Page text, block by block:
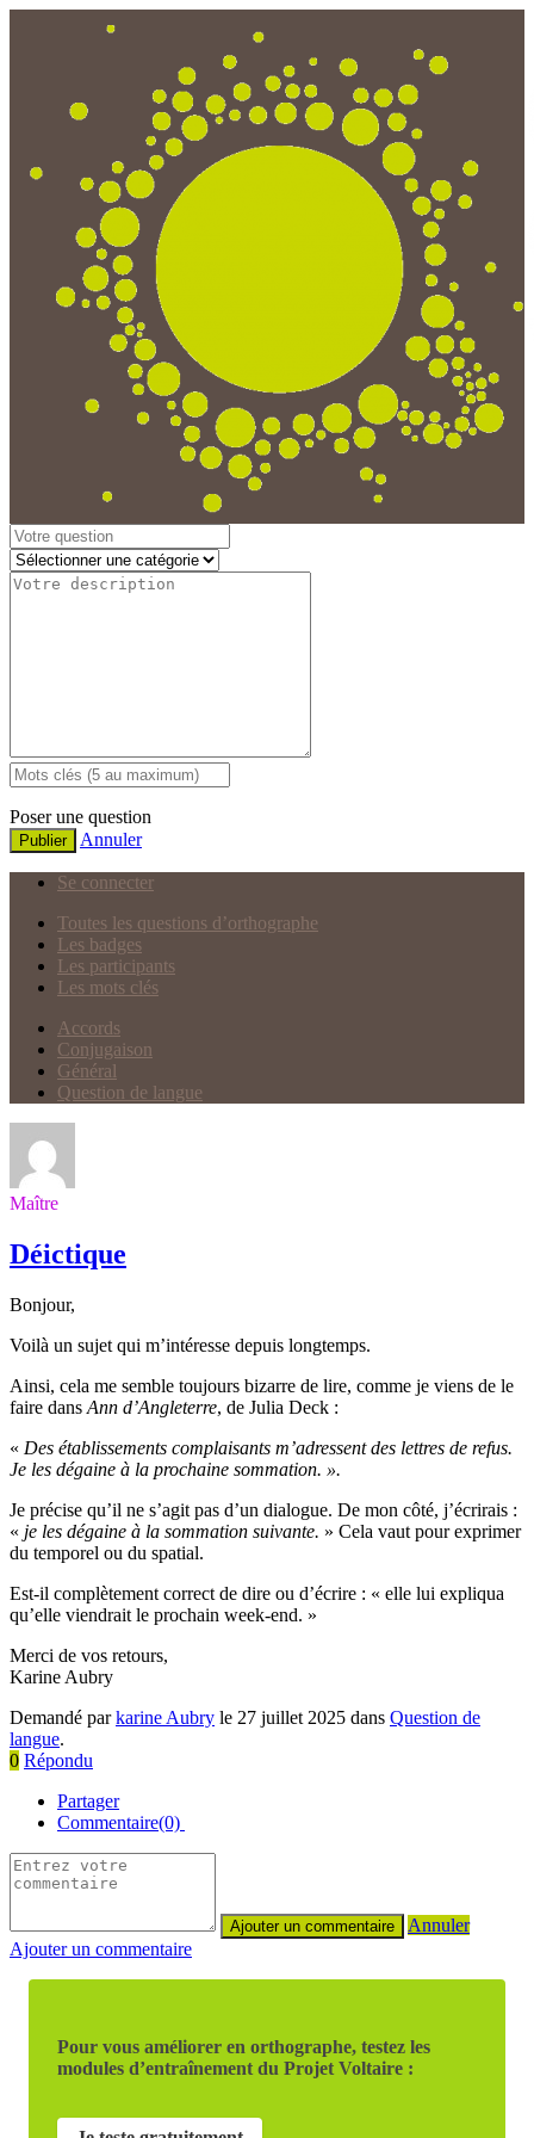
Poser une question
Publier Annuler
Se connecter
Toutes les questions d’orthographe
Les badges
Les participants
Les mots clés
Accords
Conjugaison
Général
Question de langue
Maître
Déictique
Bonjour,
Voilà un sujet qui m’intéresse depuis longtemps.
Ainsi, cela me semble toujours bizarre de lire, comme je viens de le
faire dans Ann d’Angleterre, de Julia Deck :
« Des établissements complaisants m’adressent des lettres de refus.
Je les dégaine à la prochaine sommation. ».
Je précise qu’il ne s’agit pas d’un dialogue. De mon côté, j’écrirais :
« je les dégaine à la sommation suivante. » Cela vaut pour exprimer
du temporel ou du spatial.
Est-il complètement correct de dire ou d’écrire : « elle lui expliqua
qu’elle viendrait le prochain week-end. »
Merci de vos retours,
Karine Aubry
Demandé parkarine Aubry le 27 juillet 2025 dans Question de
langue.
0 Répondu
Partager
Commentaire(0)
Annuler
Ajouter un commentaire
Pour vous améliorer en orthographe, testez les
modules d’entraînement du Projet Voltaire :